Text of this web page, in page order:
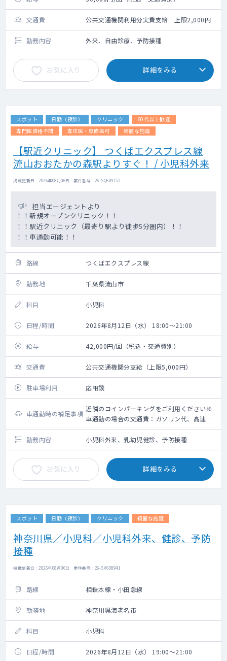
交通費 公共交通機関利用分実費支給 上限2,000円
勤務内容 外来、自由診療、予防接種
お気に入り 詳細をみる
スポット 日勤（夜診） クリニック
60代以上歓迎
専門医資格不問
専攻医・専修医可 綺麗な施設
【駅近クリニック】 つくばエクスプレス線
流山おおたかの森駅よりすぐ！ / 小児科外来
掲載更新日 : 2026年08月06日 案件番号 : 26-SQ609152
担当エージェントより
！！新規オープンクリニック！！
！！駅近クリニック（最寄り駅より徒歩5分圏内）！！
！！車通勤可能！！
路線 つくばエクスプレス線
勤務地 千葉県流山市
科目 小児科
日程/時間 2026年8月12日（水） 18:00～21:00
給与 42,000円/回（税込・交通費別）
交通費 公共交通機関分支給（上限5,000円）
駐車場利用 応相談
車通勤時の補足事項
近隣のコインパーキングをご利用ください※
車通勤の場合の交通費：ガソリン代、高速道
路利用料金（上限5,000円）＋駐車場代（上
限2,000円）
勤務内容 小児科外来、乳幼児健診、予防接種
お気に入り 詳細をみる
スポット 日勤（夜診） クリニック 綺麗な施設
神奈川県／小児科／小児科外来、健診、予防
接種
掲載更新日 : 2026年08月06日 案件番号 : 26-SV608941
路線 相鉄本線・小田急線
勤務地 神奈川県海老名市
科目 小児科
日程/時間 2026年8月12日（水） 19:00～21:00